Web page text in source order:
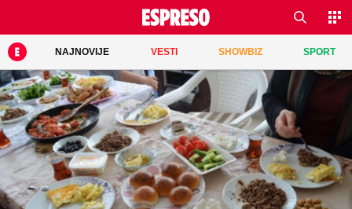
NAJNOVIJE VESTI SHOWBIZ SPORT